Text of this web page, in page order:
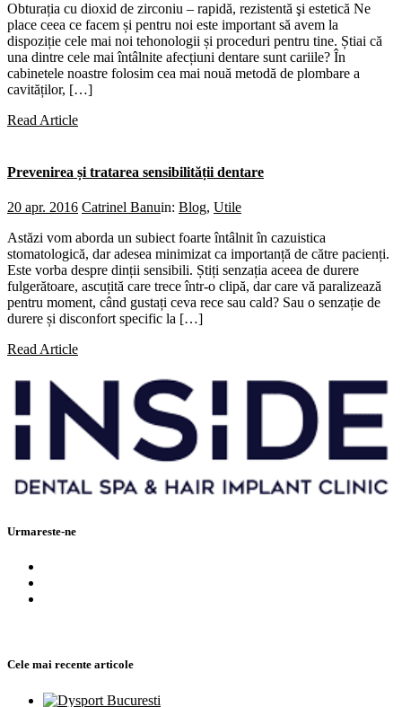
Obturația cu dioxid de zirconiu – rapidă, rezistentă şi estetică Ne
place ceea ce facem și pentru noi este important să avem la
dispoziție cele mai noi tehonologii și proceduri pentru tine. Știai că
una dintre cele mai întâlnite afecțiuni dentare sunt cariile? În
cabinetele noastre folosim cea mai nouă metodă de plombare a
cavităților, […]
Read Article
Prevenirea și tratarea sensibilității dentare
20 apr. 2016 Catrinel Banuin: Blog, Utile
Astăzi vom aborda un subiect foarte întâlnit în cazuistica
stomatologică, dar adesea minimizat ca importanță de către pacienți.
Este vorba despre dinții sensibili. Știți senzația aceea de durere
fulgerătoare, ascuțită care trece într-o clipă, dar care vă paralizează
pentru moment, când gustați ceva rece sau cald? Sau o senzație de
durere și disconfort specific la […]
Read Article
Urmareste-ne
Cele mai recente articole